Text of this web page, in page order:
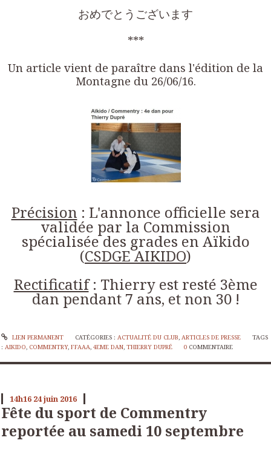
おめでとうございます
***
Un article vient de paraître dans l'édition de la
Montagne du 26/06/16.
Précision : L'annonce officielle sera
validée par la Commission
spécialisée des grades en Aïkido
(CSDGE AIKIDO)
Rectificatif: Thierry est resté 3ème
dan pendant 7 ans, et non 30 !
LIEN PERMANENT CATÉGORIES : ACTUALITÉ DU CLUB, ARTICLES DE PRESSE
TAGS
: AIKIDO, COMMENTRY, FFAAA, 4EME DAN, THIERRY DUPRÉ 0 COMMENTAIRE
14h16 24juin 2016
Fête du sport de Commentry
reportée au samedi 10 septembre